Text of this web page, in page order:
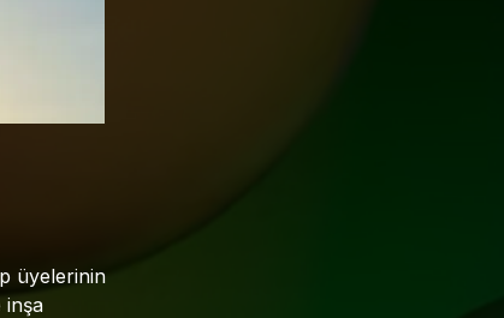
üyelerinin
inşa